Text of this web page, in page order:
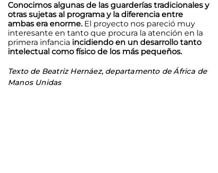
Conocimos algunas de las guarderías tradicionales y
otras sujetas al programa y la diferencia entre
ambas era enorme.El proyecto nos pareció muy
interesante en tanto que procura la atención en la
primera infancia incidiendo en un desarrollo tanto
intelectual como físico de los más pequeños.
Texto de Beatriz Hernáez, departamento de África de
Manos Unidas